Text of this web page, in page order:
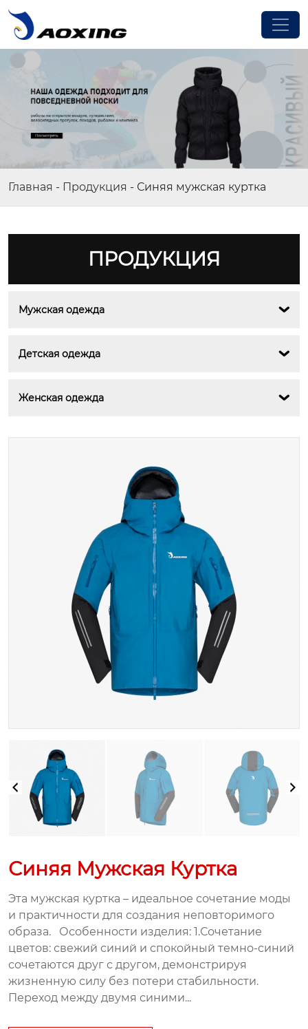
Главная - Продукция - Синяя мужская куртка
ПРОДУКЦИЯ
Мужская одежда 
Детская одежда 
Женская одежда 
Синяя Мужская Куртка
Эта мужская куртка – идеальное сочетание моды
и практичности для создания неповторимого
образа. Особенности изделия: 1.Сочетание
цветов: свежий синий и спокойный темно-синий
сочетаются друг с другом, демонстрируя
жизненную силу без потери стабильности.
Переход между двумя синими...